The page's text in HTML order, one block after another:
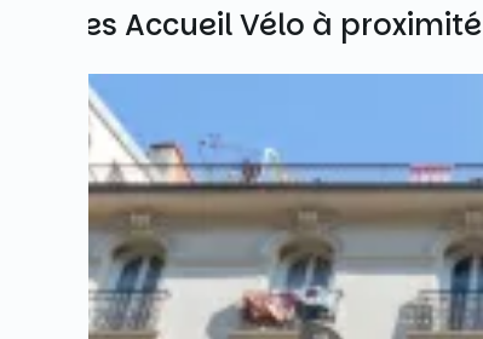
Autres Accueil Vélo à proximité